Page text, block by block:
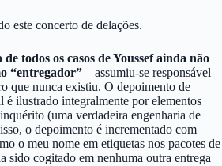
este concerto de delações.
todos os casos de Youssef ainda não
“entregador” – assumiu-se responsável
que nunca existiu. O depoimento de
é ilustrado integralmente por elementos
(uma verdadeira engenharia de
o depoimento é incrementado com
o meu nome em etiquetas nos pacotes de
sido cogitado em nenhuma outra entrega